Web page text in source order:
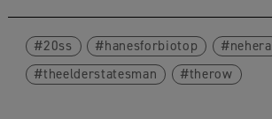
20ss hanesforbiotop
nehera
theelderstatesman
therow